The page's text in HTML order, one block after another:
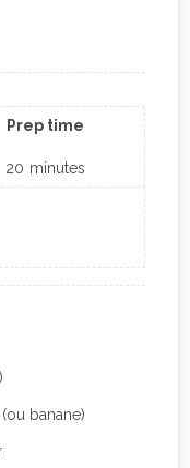
Prep time
20 minutes
banane)